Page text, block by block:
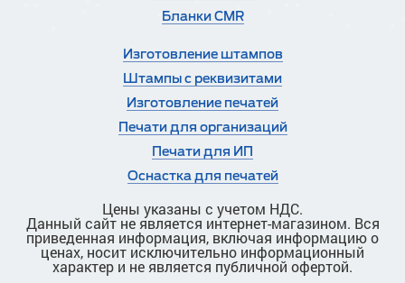
Бланки CMR
Изготовление штампов
Штампы с реквизитами
Изготовление печатей
Печати для организаций
Печати для ИП
Оснастка для печатей
Цены указаны с учетом НДС.
Данный сайт не является интернет-магазином. Вся
приведенная информация, включая информацию о
ценах, носит исключительно информационный
характер и не является публичной офертой.